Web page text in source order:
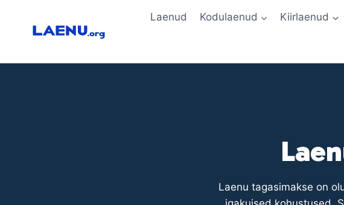
Laenud Kodulaenud Kiirlaenud
Laenu tagasimakse on